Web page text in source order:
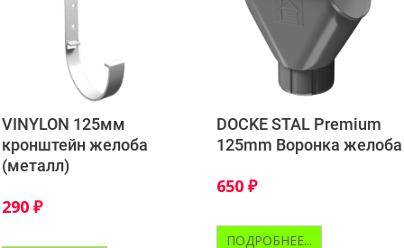
VINYLON 125мм
кронштейн желоба
(металл)
290 ₽
DOCKE STAL Premium
125mm Воронка желоба
650 ₽
ПОДРОБНЕЕ...